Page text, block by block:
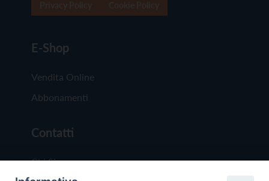
E-Shop
Vendita Online
Abbonamenti
Contatti
Chi Siamo